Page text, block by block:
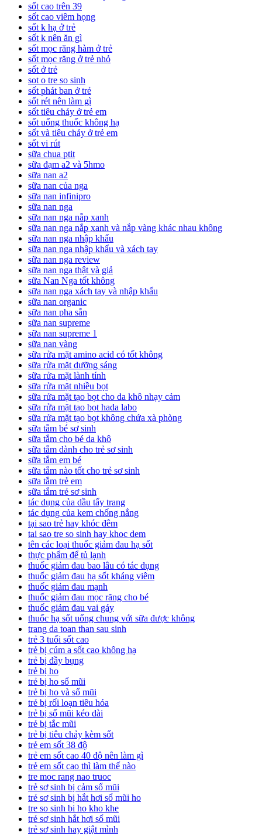
sốt cao trên 39
sốt cao viêm họng
sốt k hạ ở trẻ
sốt k nên ăn gì
sốt mọc răng hàm ở trẻ
sốt mọc răng ở trẻ nhỏ
sốt ở trẻ
sot o tre so sinh
sốt phát ban ở trẻ
sốt rét nên làm gì
sốt tiêu chảy ở trẻ em
sốt uống thuốc không hạ
sốt và tiêu chảy ở trẻ em
sốt vi rút
sữa chua ptit
sữa đạm a2 và 5hmo
sữa nan a2
sữa nan của nga
sữa nan infinipro
sữa nan nga
sữa nan nga nắp xanh
sữa nan nga nắp xanh và nắp vàng khác nhau không
sữa nan nga nhập khẩu
sữa nan nga nhập khẩu và xách tay
sữa nan nga review
sữa nan nga thật và giả
sữa Nan Nga tốt không
sữa nan nga xách tay và nhập khẩu
sữa nan organic
sữa nan pha sẵn
sữa nan supreme
sữa nan supreme 1
sữa nan vàng
sữa rửa mặt amino acid có tốt không
sữa rửa mặt dưỡng sáng
sữa rửa mặt lành tính
sữa rửa mặt nhiều bọt
sữa rửa mặt tạo bọt cho da khô nhạy cảm
sữa rửa mặt tạo bọt hada labo
sữa rửa mặt tạo bọt không chứa xà phòng
sữa tắm bé sơ sinh
sữa tắm cho bé da khô
sữa tắm dành cho trẻ sơ sinh
sữa tắm em bé
sữa tắm nào tốt cho trẻ sơ sinh
sữa tắm trẻ em
sữa tắm trẻ sơ sinh
tác dụng của dầu tẩy trang
tác dụng của kem chống nắng
tại sao trẻ hay khóc đêm
tai sao tre so sinh hay khoc dem
tên các loại thuốc giảm đau hạ sốt
thực phẩm để tủ lạnh
thuốc giảm đau bao lâu có tác dụng
thuốc giảm đau hạ sốt kháng viêm
thuốc giảm đau mạnh
thuốc giảm đau mọc răng cho bé
thuốc giảm đau vai gáy
thuốc hạ sốt uống chung với sữa được không
trang da toan than sau sinh
trẻ 3 tuổi sốt cao
trẻ bị cúm a sốt cao không hạ
trẻ bị đầy bụng
trẻ bị ho
trẻ bị ho sổ mũi
trẻ bị ho và sổ mũi
trẻ bị rối loạn tiêu hóa
trẻ bị sổ mũi kéo dài
trẻ bị tắc mũi
trẻ bị tiêu chảy kèm sốt
trẻ em sốt 38 độ
trẻ em sốt cao 40 độ nên làm gì
trẻ em sốt cao thì làm thế nào
tre moc rang nao truoc
trẻ sơ sinh bị cảm sổ mũi
trẻ sơ sinh bị hắt hơi sổ mũi ho
tre so sinh bi ho kho khe
trẻ sơ sinh hắt hơi sổ mũi
trẻ sơ sinh hay giật mình